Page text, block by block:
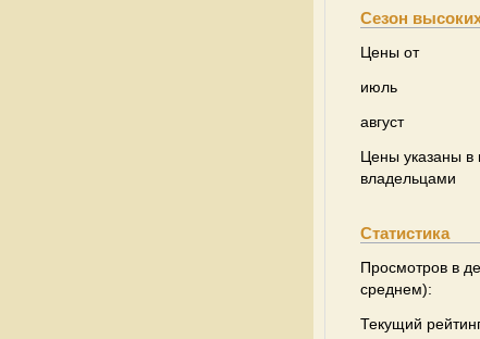
Сезон
Цены от
июль
август
Цены указаны в
владельцами
Статистика
Просмотров в
среднем):
Текущий